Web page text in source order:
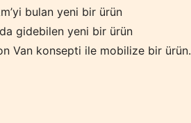
bulan yeni bir ürün
gidebilen yeni bir ürün
Van konsepti ile mobilize bir ürün.